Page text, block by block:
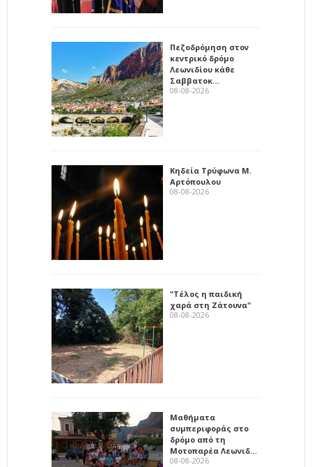
Πεζοδρόμηση στον
κεντρικό δρόμο
Λεωνιδίου κάθε
Σαββατοκ…
08-08-2026
Κηδεία Τρύφωνα Μ.
Αρτόπουλου
08-08-2026
"Τέλος η παιδική
χαρά στη Ζάτουνα"
08-08-2026
Μαθήματα
συμπεριφοράς στο
δρόμο από τη
Μοτοπαρέα Λεωνιδ…
08-08-2026